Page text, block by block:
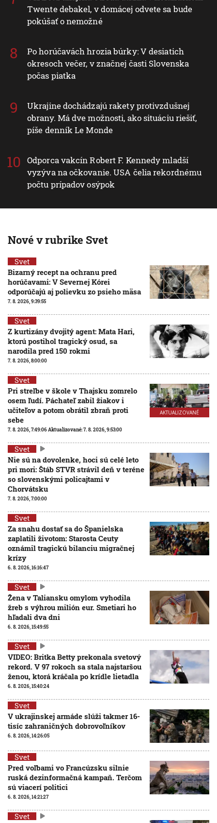
Twente debakel, v domácej odvete sa bude
pokúšať o nemožné
Po horúčavách hrozia búrky: V desiatich
okresoch večer, v značnej časti Slovenska
počas piatka
Ukrajine dochádzajú rakety protivzdušnej
obrany. Má dve možnosti, ako situáciu riešiť,
píše denník Le Monde
Odporca vakcín Robert F. Kennedy mladší
vyzýva na očkovanie. USA čelia rekordnému
počtu prípadov osýpok
Nové v rubrike Svet
Svet
Bizarný recept na ochranu pred
horúčavami: V Severnej Kórei
odporúčajú aj polievku zo psieho mäsa
7. 8. 2026, 9:39:55
Svet
Z kurtizány dvojitý agent: Mata Hari,
ktorú postihol tragický osud, sa
narodila pred 150 rokmi
7. 8. 2026, 8:00:00
AKTUALIZOVANÉ
Svet
Pri streľbe v škole v Thajsku zomrelo
osem ľudí. Páchateľ zabil žiakov i
učiteľov a potom obrátil zbraň proti
sebe
7. 8. 2026, 7:49:06Aktualizované:7. 8. 2026, 9:53:00
Svet
Nie sú na dovolenke, hoci sú celé leto
pri mori: Štáb STVR strávil deň v teréne
so slovenskými policajtami v
Chorvátsku
7. 8. 2026, 7:00:00
Svet
Za snahu dostať sa do Španielska
zaplatili životom: Starosta Ceuty
oznámil tragickú bilanciu migračnej
krízy
6. 8. 2026, 16:16:47
Svet
Žena v Taliansku omylom vyhodila
žreb s výhrou milión eur. Smetiari ho
hľadali dva dni
6. 8. 2026, 15:49:55
Svet
VIDEO: Britka Betty prekonala svetový
rekord. V 97 rokoch sa stala najstaršou
ženou, ktorá kráčala po krídle lietadla
6. 8. 2026, 15:40:24
Svet
V ukrajinskej armáde slúži takmer 16-
tisíc zahraničných dobrovoľníkov
6. 8. 2026, 14:26:05
Svet
Pred voľbami vo Francúzsku silnie
ruská dezinformačná kampaň. Terčom
sú viacerí politici
6. 8. 2026, 14:21:27
Svet